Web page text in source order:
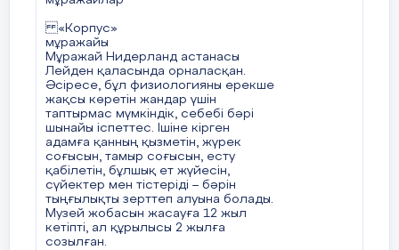
43. Әлемдегі ең ыстық планета-Шолпан (462°C)
44. Әлемдегі ең суық планета-Плутон (-235°C)
45. Әлемдегі ең жылдам планета-Меркурий (172
мың км/сағ)
46. Әлемдегі ең тығыз планета-Жер (судан 5 есе
тығызырақ)
47. Әлемдегі ең үлкен жанартау-Гавайядағы Мауна-
Лао (ені10 км, тереңдігі180 км)
48. Әлемдегі ең биік сөнбеген жанартау–Охос-дель-
Саладо (Оңт. Америкада, 6887 м)
49. Әлемдегі ең кішкентай құс-Колибри (5 см)
50. Әлемдегі ең жылдам қозғалатын құс-Ителгі (200
«Корпус»
мұражайы
Мұражай Нидерланд астанасы
Лейден қаласында орналасқан.
Әсіресе, бұл физиологияны ерекше
жақсы көретін жандар үшін
таптырмас мүмкіндік, себебі бәрі
шынайы іспеттес. Ішіне кірген
адамға қанның қызметін, жүрек
соғысын, тамыр соғысын, есту
қабілетін, бұлшық ет жүйесін,
сүйектер мен тістеріді – бәрін
тыңғылықты зерттеп алуына болады.
Музей жобасын жасауға 12 жыл
кетіпті, ал құрылысы 2 жылға
созылған.